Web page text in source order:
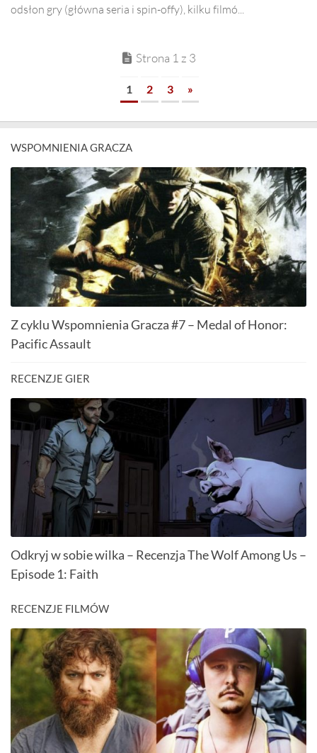
odsłon gry (główna seria i spin-offy), kilku filmó...
Strona 1 z 3
1 2 3 »
WSPOMNIENIA GRACZA
Z cyklu Wspomnienia Gracza #7 – Medal of Honor:
Pacific Assault
RECENZJE GIER
Odkryj w sobie wilka – Recenzja The Wolf Among Us –
Episode 1: Faith
RECENZJE FILMÓW